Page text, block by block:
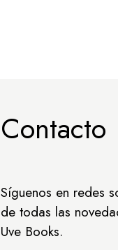
Contacto
Síguenos en redes
de todas las
Uve Books.